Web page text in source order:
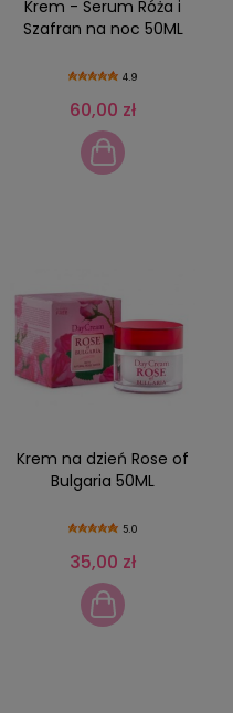
Krem - Serum Róża i
Szafran na noc 50ML
4.9
60,00 zł
Krem na dzień Rose of
Bulgaria 50ML
5.0
35,00 zł